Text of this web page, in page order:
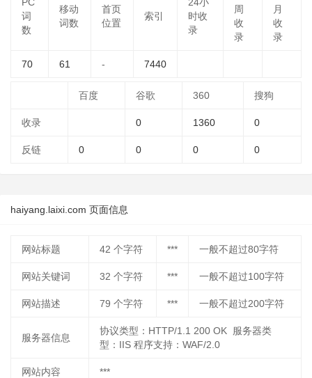
词
数
移动
词数
首页
位置
索引
时收
录
周
收
录
月
收
录
70 61 - 7440
百度 谷歌 360 搜狗
收录 0 1360 0
反链 0 0 0 0
haiyang.laixi.com 页面信息
网站标题 42 个字符 *** 一般不超过80字符
网站关键词 32 个字符 *** 一般不超过100字符
网站描述 79 个字符 *** 一般不超过200字符
服务器信息
协议类型：HTTP/1.1 200 OK 服务器类
型：IIS 程序支持：WAF/2.0
网站内容 ***